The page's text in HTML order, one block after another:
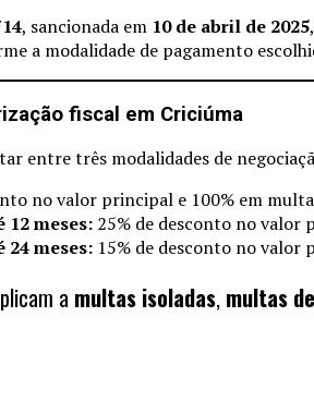
, sancionada em 10 de abril de 2025
a modalidade de pagamento
fiscal em Criciúma
entre três modalidades de
no valor principal e 100% em
12 meses: 25% de desconto no valor
24 meses: 15% de desconto no valor
a multas isoladas, multas